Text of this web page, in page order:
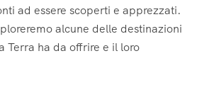
ad essere scoperti e apprezzati.
alcune delle destinazioni
Terra ha da offrire e il loro